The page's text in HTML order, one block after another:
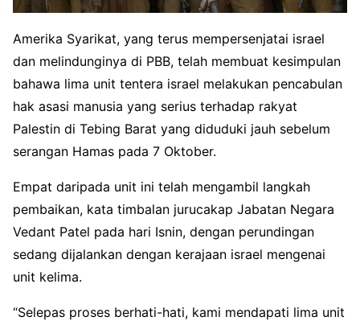
Amerika Syarikat, yang terus mempersenjatai israel
dan melindunginya di PBB, telah membuat kesimpulan
bahawa lima unit tentera israel melakukan pencabulan
hak asasi manusia yang serius terhadap rakyat
Palestin di Tebing Barat yang diduduki jauh sebelum
serangan Hamas pada 7 Oktober.
Empat daripada unit ini telah mengambil langkah
pembaikan, kata timbalan jurucakap Jabatan Negara
Vedant Patel pada hari Isnin, dengan perundingan
sedang dijalankan dengan kerajaan israel mengenai
unit kelima.
“Selepas proses berhati-hati, kami mendapati lima unit